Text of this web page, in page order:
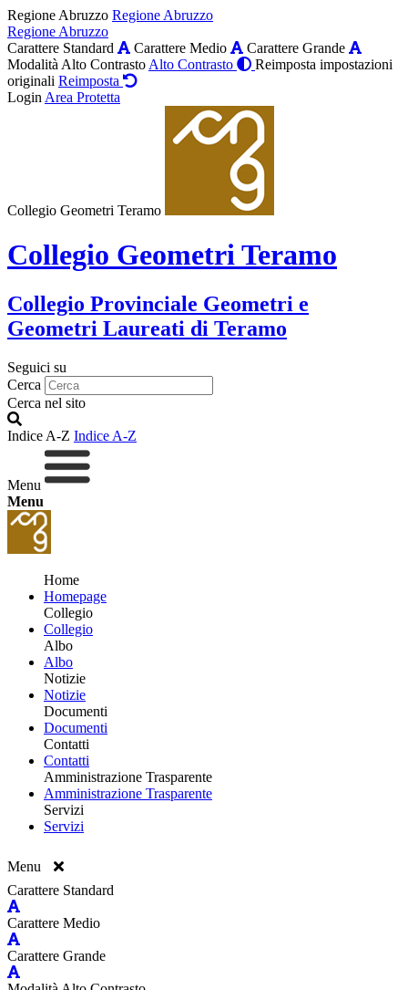
Regione Abruzzo Regione Abruzzo
Regione Abruzzo
Carattere Standard
Carattere Medio
Carattere Grande
Modalità Alto Contrasto Alto Contrasto
Reimposta impostazioni
originali Reimposta
Login Area Protetta
Collegio Geometri Teramo
Collegio Geometri Teramo
Collegio Provinciale Geometri e
Geometri Laureati di Teramo
Seguici su
Cerca
Cerca nel sito
Indice A-Z Indice A-Z
Menu
Menu
Home
Homepage
Collegio
Collegio
Albo
Albo
Notizie
Notizie
Documenti
Documenti
Contatti
Contatti
Amministrazione Trasparente
Amministrazione Trasparente
Servizi
Servizi
Menu
Carattere Standard
Carattere Medio
Carattere Grande